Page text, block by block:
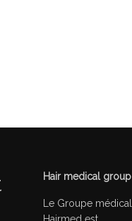
Hair medical group
Le Groupe médical
Hairmed est